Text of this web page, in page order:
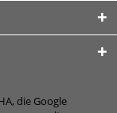
die Google